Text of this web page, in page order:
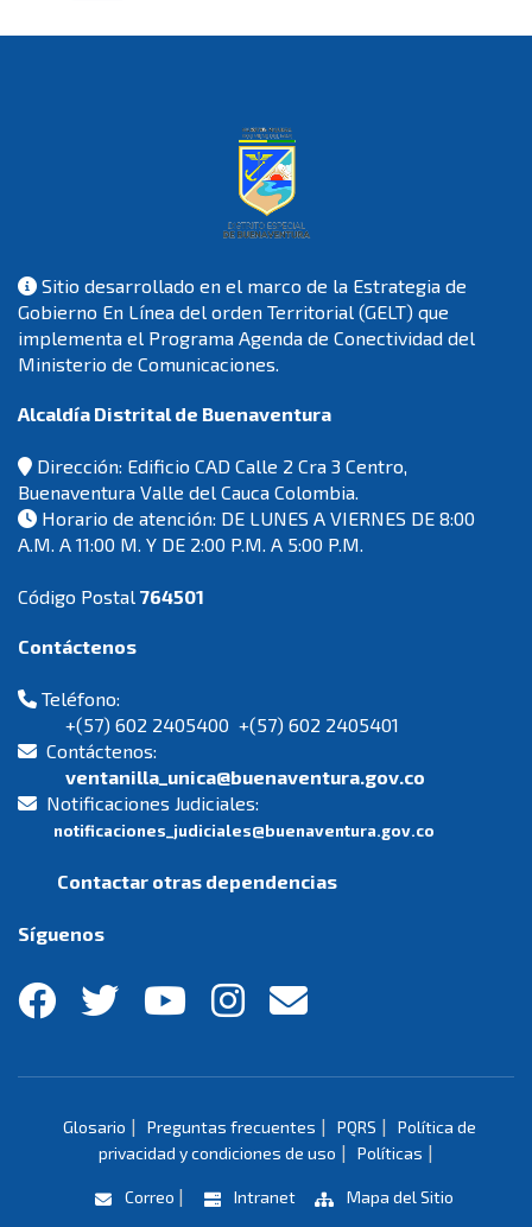
Sitio desarrollado en el marco de la Estrategia de
Gobierno En Línea del orden Territorial (GELT) que
implementa el Programa Agenda de Conectividad del
Ministerio de Comunicaciones.
Alcaldía Distrital de Buenaventura
Dirección: Edificio CAD Calle 2 Cra 3 Centro,
Buenaventura Valle del Cauca Colombia.
Horario de atención: DE LUNES A VIERNES DE 8:00
A.M. A 11:00 M. Y DE 2:00 P.M. A 5:00 P.M.
Código Postal 764501
Contáctenos
Teléfono:
+(57) 602 2405400 +(57) 602 2405401
Contáctenos:
ventanilla_unica@buenaventura.gov.co
Notificaciones Judiciales:
notificaciones_judiciales@buenaventura.gov.co
Contactar otras dependencias
Síguenos
Glosario | Preguntas frecuentes | PQRS |
Política de
privacidad y condiciones de uso | Políticas |
Correo | Intranet Mapa del Sitio